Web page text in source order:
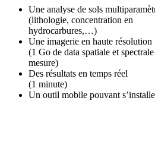
Une analyse de sols
(lithologie, concentration en
hydrocarbures,…)
Une imagerie en haute résolution
(1 Go de data spatiale et
mesure)
Des résultats en temps réel
(1 minute)
Un outil mobile pouvant